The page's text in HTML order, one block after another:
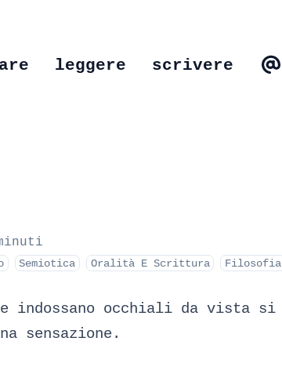
leggere scrivere
Semiotica Oralità E Scrittura
Filosofia
indossano occhiali da vista si
sensazione.